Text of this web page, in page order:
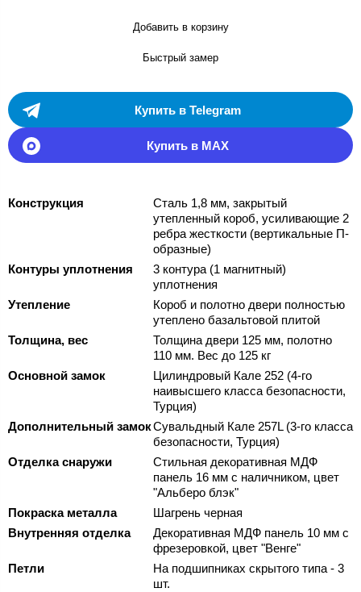
Добавить в корзину
Быстрый замер
Купить в Telegram
Купить в MAX
Конструкция
Сталь 1,8 мм, закрытый
утепленный короб, усиливающие 2
ребра жесткости (вертикальные П-
образные)
Контуры уплотнения
3 контура (1 магнитный)
уплотнения
Утепление
Короб и полотно двери полностью
утеплено базальтовой плитой
Толщина, вес
Толщина двери 125 мм, полотно
110 мм. Вес до 125 кг
Основной замок
Цилиндровый Кале 252 (4-го
наивысшего класса безопасности,
Турция)
Дополнительный замокСувальдный Кале 257L (3-го класса
безопасности, Турция)
Отделка снаружи
Стильная декоративная МДФ
панель 16 мм с наличником, цвет
"Альберо блэк"
Покраска металла
Шагрень черная
Внутренняя отделка
Декоративная МДФ панель 10 мм с
фрезеровкой, цвет "Венге"
Петли
На подшипниках скрытого типа - 3
шт.